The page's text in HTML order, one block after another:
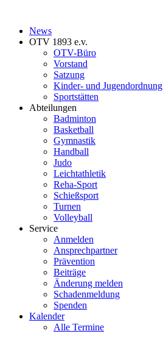
News
OTV 1893 e.v.
OTV-Büro
Vorstand
Satzung
Kinder- und Jugendordnung
Sportstätten
Abteilungen
Badminton
Basketball
Gymnastik
Handball
Judo
Leichtathletik
Reha-Sport
Schießsport
Turnen
Volleyball
Service
Anmelden
Ansprechpartner
Prävention
Beiträge
Änderung melden
Schadenmeldung
Spenden
Kalender
Alle Termine